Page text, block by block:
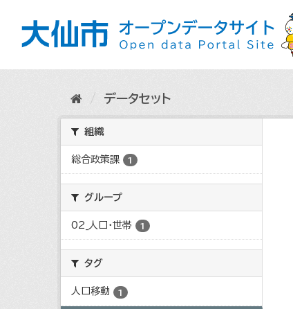
データセット
組織
総合政策課 1
グループ
02_人口・世帯 1
タグ
人口移動 1